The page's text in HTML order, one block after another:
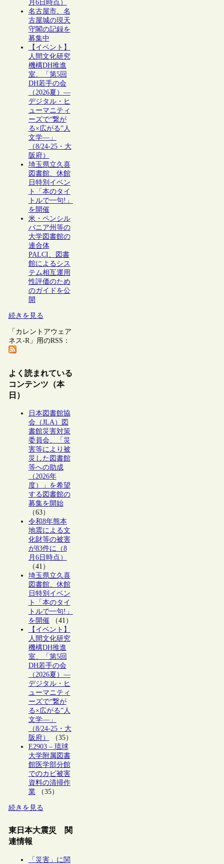
月6日時点）
名古屋市、名
古屋城の現天
守閣の記録を
募集中
【イベント】
人間文化研究
機構DH推進
室、「第5回
DH若手の会
（2026夏）―
デジタル・ヒ
ューマニティ
ーズで“繋が
る×広がる”人
文学―」
（8/24-25・大
阪府）
埼玉県立久喜
図書館、休館
日特別イベン
ト「本のタイ
トルで一句!」
を開催
米・ペンシル
バニア州等の
大学図書館の
連合体
PALCI、図書
館によるシス
テム相互運用
性評価のため
のガイドを公
開
続きを見る
「カレントアウェア
ネス-R」用のRSS：
よく読まれている
コンテンツ（本
日）
日本図書館協
会（JLA）図
書館災害対策
委員会、「災
害等により被
災した図書館
等への助成
（2026年
度）」を希望
する図書館の
募集を開始
（63）
令和8年熊本
地震による文
化財等の被害
が83件に（8
月6日時点）
（41）
埼玉県立久喜
図書館、休館
日特別イベン
ト「本のタイ
トルで一句!」
を開催（41）
【イベント】
人間文化研究
機構DH推進
室、「第5回
DH若手の会
（2026夏）―
デジタル・ヒ
ューマニティ
ーズで“繋が
る×広がる”人
文学―」
（8/24-25・大
阪府）
（35）
E2903 – 琉球
大学附属図書
館医学部分館
でのカビ被害
資料の清掃作
業（35）
続きを見る
東日本大震災 関
連情報
「災害」に関